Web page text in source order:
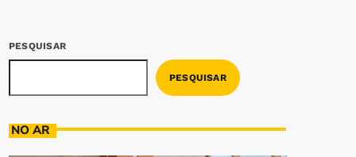
PESQUISAR
PESQUISAR
NO AR